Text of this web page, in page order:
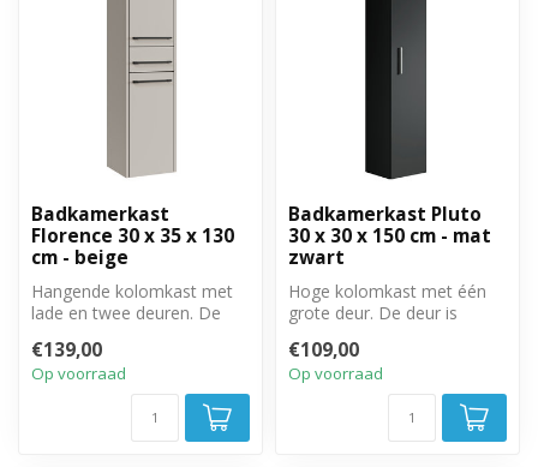
Badkamerkast
Florence 30 x 35 x 130
cm - beige
Hangende kolomkast met
lade en twee deuren. De
rechtsom te ...
€139,00
Op voorraad
Badkamerkast Pluto
30 x 30 x 150 cm - mat
zwart
Hoge kolomkast met één
grote deur. De deur is
monteren.
€109,00
Op voorraad